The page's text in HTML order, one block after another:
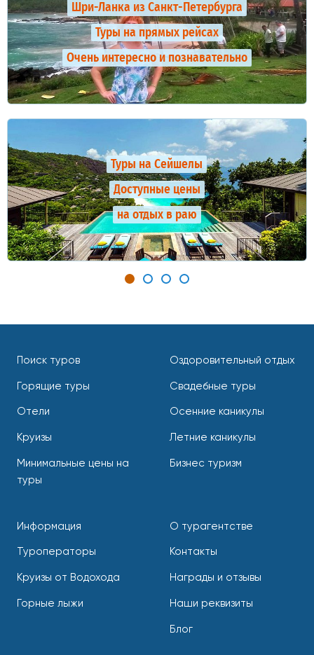
Шри-Ланка из Санкт-Петербурга
Туры на прямых рейсах
Очень интересно и познавательно
Туры на Сейшелы
Доступные цены
на отдых в раю
Поиск туров
Горящие туры
Отели
Круизы
Минимальные цены на
туры
Оздоровительный отдых
Свадебные туры
Осенние каникулы
Летние каникулы
Бизнес туризм
Информация
Туроператоры
Круизы от Водохода
Горные лыжи
О турагентстве
Контакты
Награды и отзывы
Наши реквизиты
Блог